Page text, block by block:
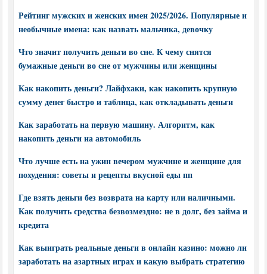
Рейтинг мужских и женских имен 2025/2026. Популярные и
необычные имена: как назвать мальчика, девочку
Что значит получить деньги во сне. К чему снятся
бумажные деньги во сне от мужчины или женщины
Как накопить деньги? Лайфхаки, как накопить крупную
сумму денег быстро и таблица, как откладывать деньги
Как заработать на первую машину. Алгоритм, как
накопить деньги на автомобиль
Что лучше есть на ужин вечером мужчине и женщине для
похудения: советы и рецепты вкусной еды пп
Где взять деньги без возврата на карту или наличными.
Как получить средства безвозмездно: не в долг, без займа и
кредита
Как выиграть реальные деньги в онлайн казино: можно ли
заработать на азартных играх и какую выбрать стратегию